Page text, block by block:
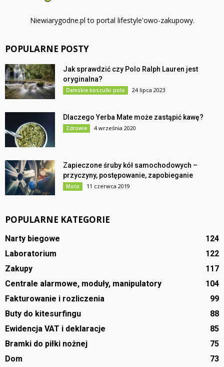
Niewiarygodne.pl to portal lifestyle'owo-zakupowy.
POPULARNE POSTY
Jak sprawdzić czy Polo Ralph Lauren jest
oryginalna?
Damskie koszulki polo 24 lipca 2023
Dlaczego Yerba Mate może zastąpić kawę?
Zdrowie 4 września 2020
Zapieczone śruby kół samochodowych –
przyczyny, postępowanie, zapobieganie
Moto 11 czerwca 2019
POPULARNE KATEGORIE
Narty biegowe
124
Laboratorium
122
Zakupy
117
Centrale alarmowe, moduły, manipulatory
104
Fakturowanie i rozliczenia
99
Buty do kitesurfingu
88
Ewidencja VAT i deklaracje
85
Bramki do piłki nożnej
75
Dom
73